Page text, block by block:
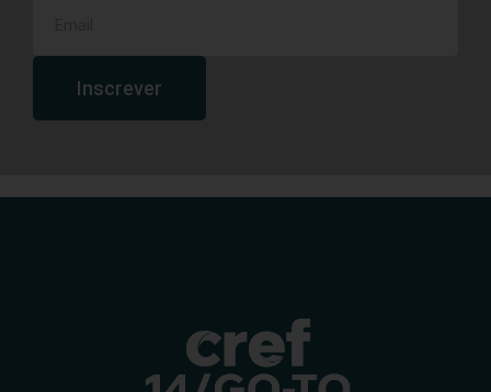
Inscrever